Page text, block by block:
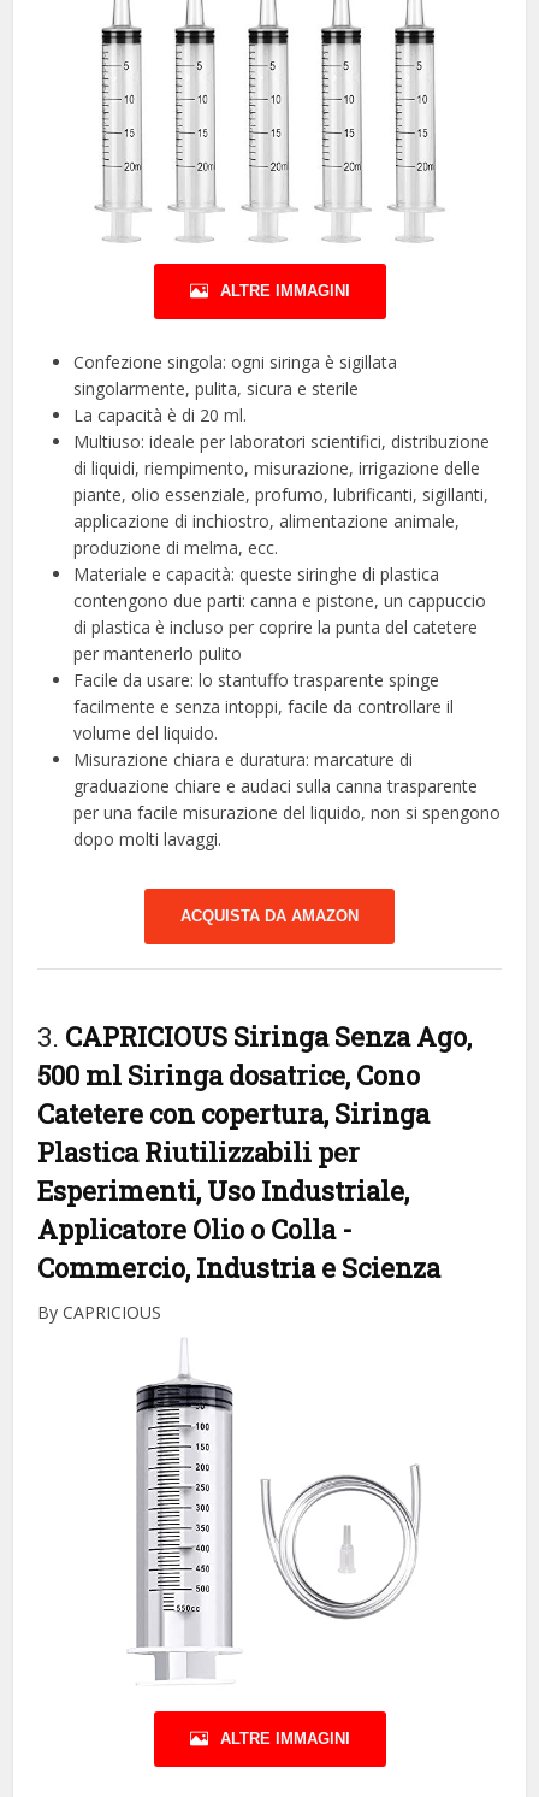
ALTRE IMMAGINI
Confezione singola: ogni siringa è sigillata
singolarmente, pulita, sicura e sterile
La capacità è di 20 ml.
Multiuso: ideale per laboratori scientifici, distribuzione
di liquidi, riempimento, misurazione, irrigazione delle
piante, olio essenziale, profumo, lubrificanti, sigillanti,
applicazione di inchiostro, alimentazione animale,
produzione di melma, ecc.
Materiale e capacità: queste siringhe di plastica
contengono due parti: canna e pistone, un cappuccio
di plastica è incluso per coprire la punta del catetere
per mantenerlo pulito
Facile da usare: lo stantuffo trasparente spinge
facilmente e senza intoppi, facile da controllare il
volume del liquido.
Misurazione chiara e duratura: marcature di
graduazione chiare e audaci sulla canna trasparente
per una facile misurazione del liquido, non si spengono
dopo molti lavaggi.
ACQUISTA DA AMAZON
3. CAPRICIOUS Siringa Senza Ago,
500 ml Siringa dosatrice, Cono
Catetere con copertura, Siringa
Plastica Riutilizzabili per
Esperimenti, Uso Industriale,
Applicatore Olio o Colla -
Commercio, Industria e Scienza
By CAPRICIOUS
ALTRE IMMAGINI